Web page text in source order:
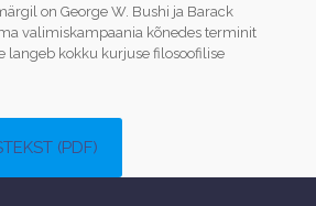
on George W. Bushi ja Barack
valimiskampaania kõnedes terminit
langeb kokku kurjuse filosoofilise
(PDF)